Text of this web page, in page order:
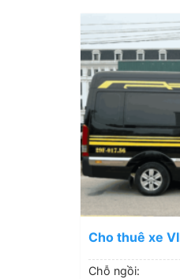
Cho thuê xe
Chỗ ngồi: